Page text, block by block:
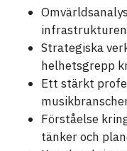
infrastrukturen
Strategiska
helhetsgrepp
Ett stärkt
Förståelse
tänker och